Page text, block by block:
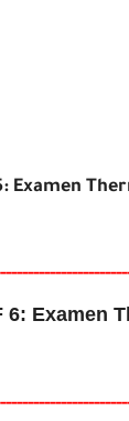
Examen
6: Examen